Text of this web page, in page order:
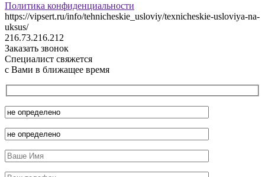
Политика конфиденциальности
https://vipsert.ru/info/tehnicheskie_usloviy/texnicheskie-usloviya-na-
uksus/
216.73.216.212
Заказать звонок
Специалист свяжется
с Вами в ближащее время